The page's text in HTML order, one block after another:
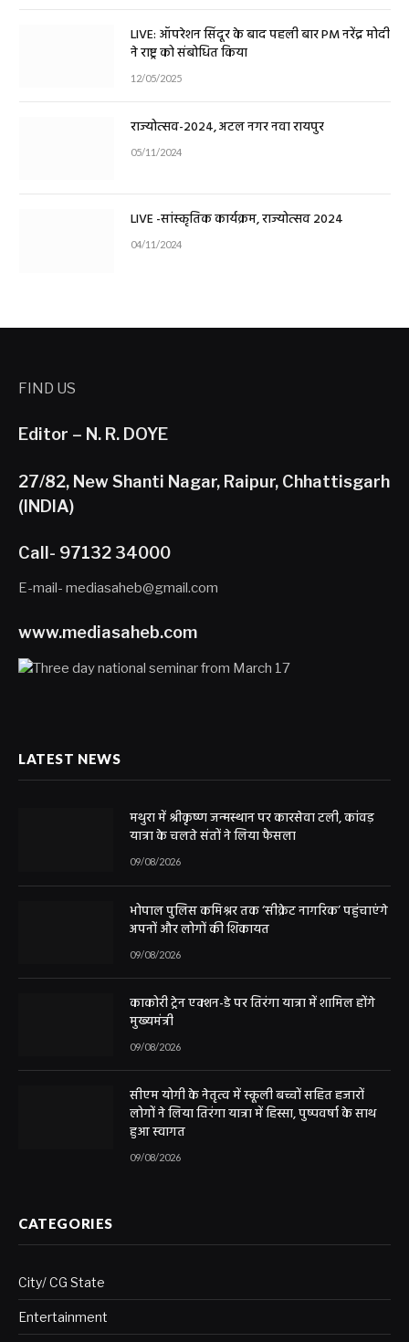
LIVE: ऑपरेशन सिंदूर के बाद पहली बार PM नरेंद्र मोदी
ने राष्ट्र को संबोधित किया
12/05/2025
राज्योत्सव-2024, अटल नगर नवा रायपुर
05/11/2024
LIVE -सांस्कृतिक कार्यक्रम, राज्योत्सव 2024
04/11/2024
FIND US
Editor – N. R. DOYE
27/82, New Shanti Nagar, Raipur, Chhattisgarh
(INDIA)
Call- 97132 34000
E-mail- mediasaheb@gmail.com
www.mediasaheb.com
LATEST NEWS
मथुरा में श्रीकृष्ण जन्मस्थान पर कारसेवा टली, कांवड़
यात्रा के चलते संतों ने लिया फैसला
09/08/2026
भोपाल पुलिस कमिश्नर तक ‘सीक्रेट नागरिक’ पहुंचाएंगे
अपनों और लोगों की शिकायत
09/08/2026
काकोरी ट्रेन एक्शन-डे पर तिरंगा यात्रा में शामिल होंगे
मुख्यमंत्री
09/08/2026
सीएम योगी के नेतृत्व में स्कूली बच्चों सहित हजारों
लोगों ने लिया तिरंगा यात्रा में हिस्सा, पुष्पवर्षा के साथ
हुआ स्वागत
09/08/2026
CATEGORIES
City/ CG State
Entertainment